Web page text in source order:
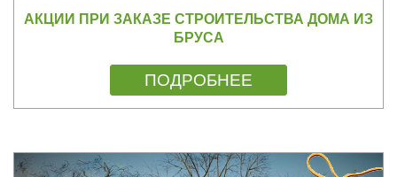
АКЦИИ ПРИ ЗАКАЗЕ СТРОИТЕЛЬСТВА ДОМА ИЗ
БРУСА
ПОДРОБНЕЕ